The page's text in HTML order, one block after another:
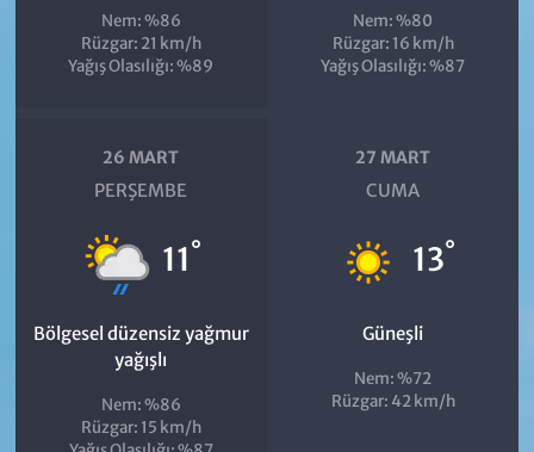
Nem: %86
Rüzgar: 21 km/h
Yağış Olasılığı: %89
Nem: %80
Rüzgar: 16 km/h
Yağış Olasılığı: %87
26 MART
PERŞEMBE
11°
Bölgesel düzensiz yağmur
yağışlı
Nem: %86
Rüzgar: 15 km/h
27 MART
CUMA
13°
Güneşli
Nem: %72
Rüzgar: 42 km/h